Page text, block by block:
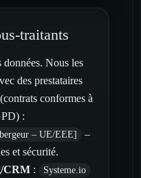
traitants
données. Nous les
des prestataires
conformes à
:
– UE/EEE]
–
et sécurité.
CRM: Systeme.io